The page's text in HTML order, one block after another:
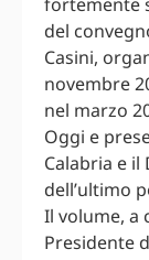
del
Casini,
novembre
nel marzo
Oggi e
Calabria e il
dell’ultimo
Il volume, a
Presidente